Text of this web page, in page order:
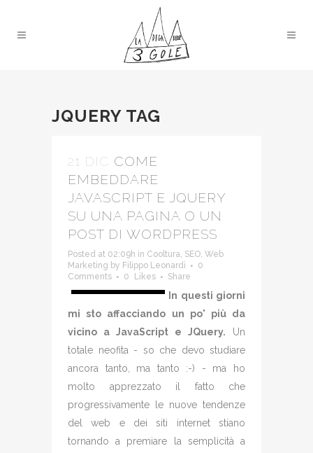
JQUERY TAG
21 DIC COME
EMBEDDARE
JAVASCRIPT E JQUERY
SU UNA PAGINA O UN
POST DI WORDPRESS
Posted at 02:09h in Cooltura, SEO, Web
Marketing by Filippo Leonardi
0
Comments
0 Likes Share
In questi giorni
mi sto affacciando un po' più da
vicino a JavaScript e JQuery. Un
totale neofita - so che devo studiare
ancora tanto, ma tanto :-) - ma ho
molto apprezzato il fatto che
progressivamente le nuove tendenze
del web e dei siti internet stiano
tornando a premiare la semplicità a